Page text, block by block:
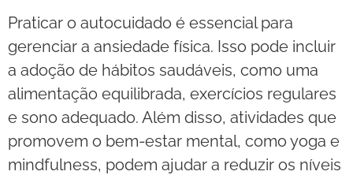
Praticar o autocuidado é essencial para
gerenciar a ansiedade física. Isso pode incluir
a adoção de hábitos saudáveis, como uma
alimentação equilibrada, exercícios regulares
e sono adequado. Além disso, atividades que
promovem o bem-estar mental, como yoga e
mindfulness, podem ajudar a reduzir os níveis